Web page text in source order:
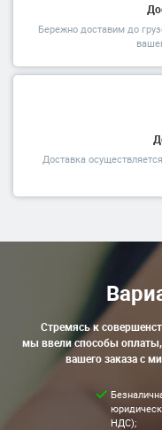
Бережно доставим до
Доставка
Стремясь к
мы ввели способы
вашего заказа с
НДС);